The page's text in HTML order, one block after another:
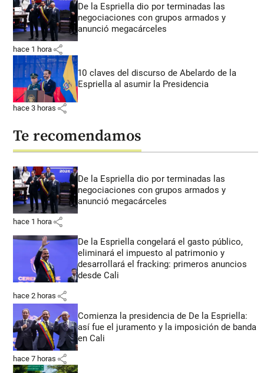
De la Espriella dio por terminadas las
negociaciones con grupos armados y
anunció megacárceles
hace 1 hora share
10 claves del discurso de Abelardo de la
Espriella al asumir la Presidencia
hace 3 horas share
Te recomendamos
De la Espriella dio por terminadas las
negociaciones con grupos armados y
anunció megacárceles
hace 1 hora share
De la Espriella congelará el gasto público,
eliminará el impuesto al patrimonio y
desarrollará el fracking: primeros anuncios
desde Cali
hace 2 horas share
Comienza la presidencia de De la Espriella:
así fue el juramento y la imposición de banda
en Cali
hace 7 horas share